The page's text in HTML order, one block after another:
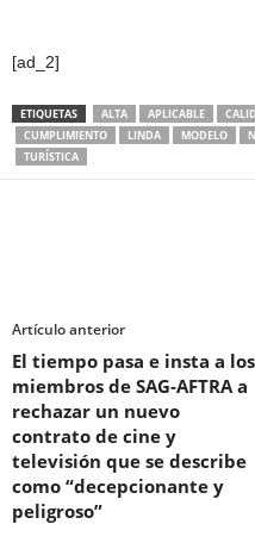
[ad_2]
ETIQUETAS ALTA APLICABLE
CUMPLIMIENTO
LINDA MODELO
TURÍSTICA
Artículo anterior
El tiempo pasa e insta a los
miembros de SAG-AFTRA a
rechazar un nuevo
contrato de cine y
televisión que se describe
como “decepcionante y
peligroso”